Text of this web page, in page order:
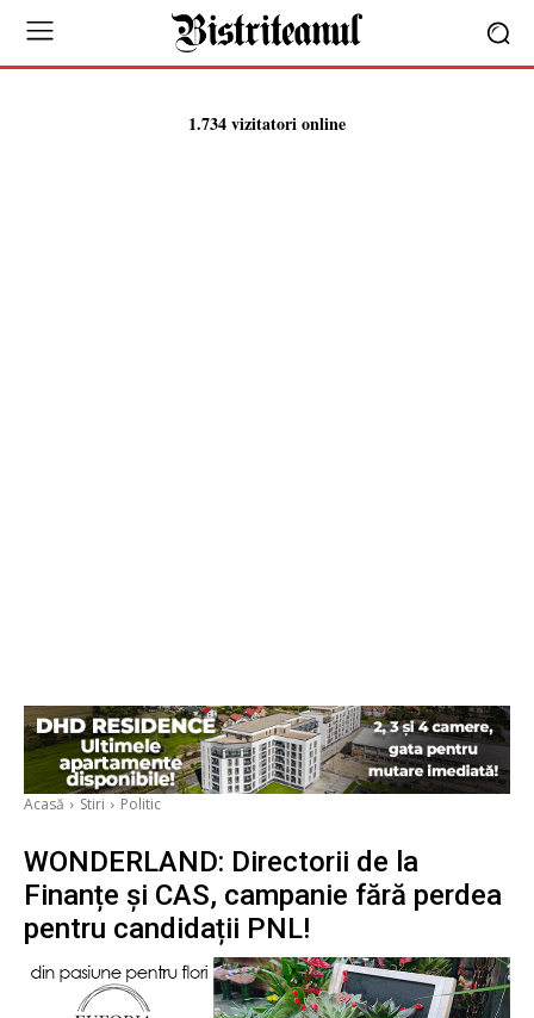
1.734 vizitatori online
Acasă Stiri Politic
WONDERLAND: Directorii de la
Finanțe și CAS, campanie fără perdea
pentru candidații PNL!